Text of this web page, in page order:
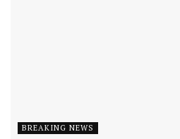
BREAKING NEWS